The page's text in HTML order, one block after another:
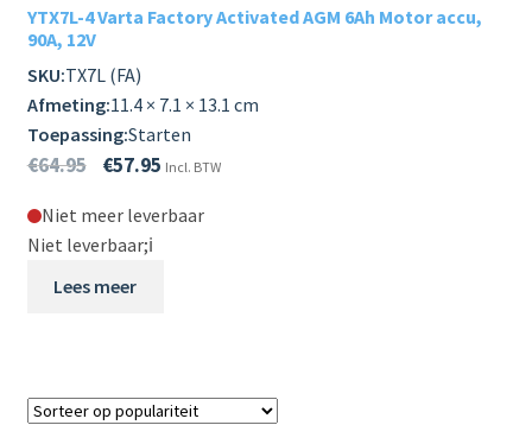
YTX7L-4 Varta Factory Activated AGM 6Ah Motor accu,
90A, 12V
SKU:TX7L (FA)
Afmeting:11.4 × 7.1 × 13.1 cm
Toepassing:Starten
€64.95 €57.95 Incl. BTW
Niet meer leverbaar
Niet leverbaar;ℹ️
Lees meer